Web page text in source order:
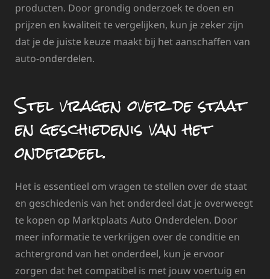
producten. Door grondig onderzoek te doen en
prijzen en kwaliteit te vergelijken, kun je zeker zijn
dat je de juiste keuze maakt bij het aanschaffen van
auto-onderdelen.
Stel vragen over de staat
en geschiedenis van het
onderdeel.
Het is essentieel om vragen te stellen over de staat
en geschiedenis van het onderdeel dat je overweegt
te kopen op Marktplaats Auto Onderdelen. Door
meer informatie te verkrijgen over de conditie en
achtergrond van het onderdeel, kun je ervoor
zorgen dat het compatibel is met jouw voertuig en